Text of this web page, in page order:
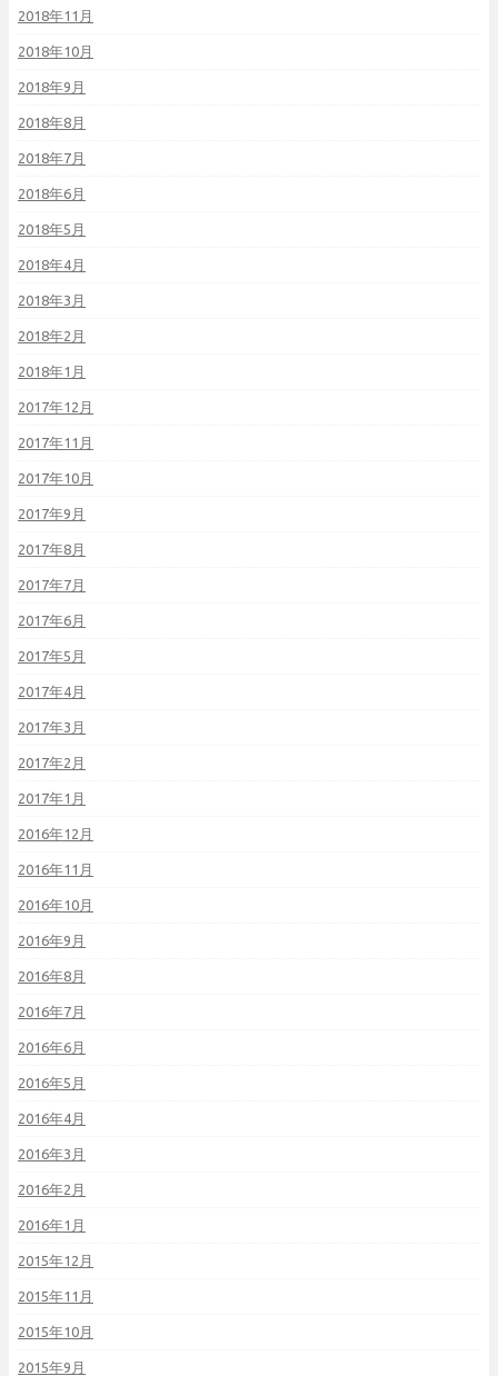
2018年11月
2018年10月
2018年9月
2018年8月
2018年7月
2018年6月
2018年5月
2018年4月
2018年3月
2018年2月
2018年1月
2017年12月
2017年11月
2017年10月
2017年9月
2017年8月
2017年7月
2017年6月
2017年5月
2017年4月
2017年3月
2017年2月
2017年1月
2016年12月
2016年11月
2016年10月
2016年9月
2016年8月
2016年7月
2016年6月
2016年5月
2016年4月
2016年3月
2016年2月
2016年1月
2015年12月
2015年11月
2015年10月
2015年9月